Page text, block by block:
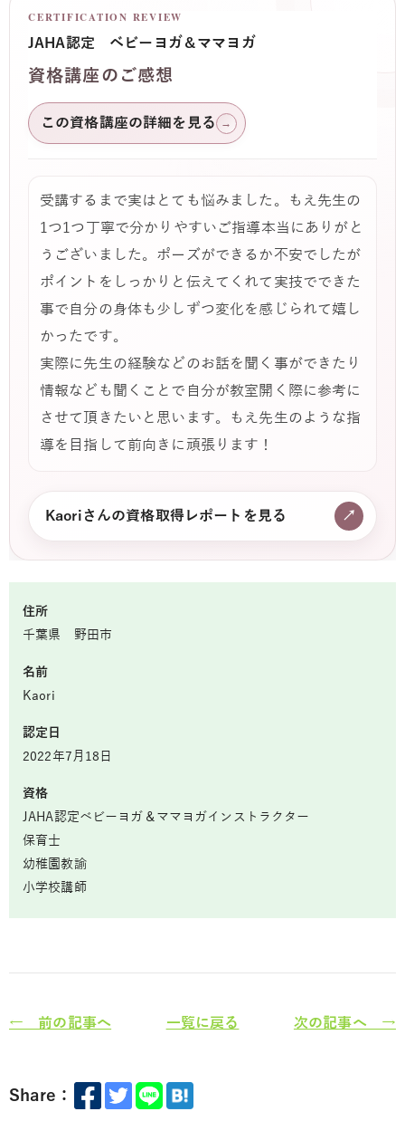
CERTIFICATION REVIEW
JAHA認定 ベビーヨガ＆ママヨガ
資格講座のご感想
この資格講座の詳細を見る →
受講するまで実はとても悩みました。もえ先生の
1つ1つ丁寧で分かりやすいご指導本当にありがと
うございました。ポーズができるか不安でしたが
ポイントをしっかりと伝えてくれて実技でできた
事で自分の身体も少しずつ変化を感じられて嬉し
かったです。
実際に先生の経験などのお話を聞く事ができたり
情報なども聞くことで自分が教室開く際に参考に
させて頂きたいと思います。もえ先生のような指
導を目指して前向きに頑張ります！
Kaoriさんの資格取得レポートを見る ↗
住所
千葉県 野田市
名前
Kaori
認定日
2022年7月18日
資格
JAHA認定ベビーヨガ＆ママヨガインストラクター
保育士
幼稚園教諭
小学校講師
← 前の記事へ 一覧に戻る 次の記事へ →
Share：